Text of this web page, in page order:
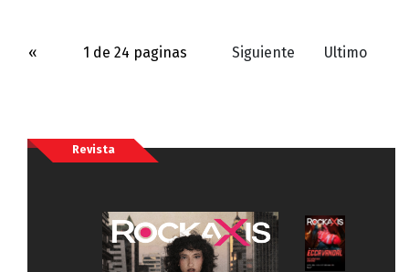
« 1 de 24 paginas Siguiente Ultimo
Revista